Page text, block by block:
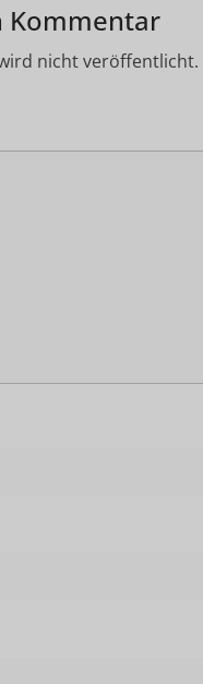
Kommentar
nicht veröffentlicht.